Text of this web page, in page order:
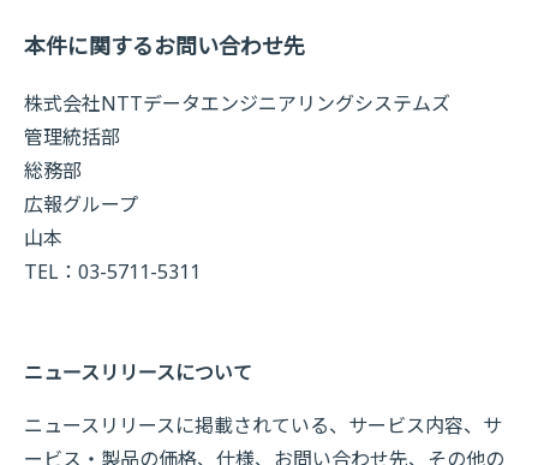
本件に関するお問い合わせ先
株式会社NTTデータエンジニアリングシステムズ
管理統括部
総務部
広報グループ
山本
TEL：03-5711-5311
ニュースリリースについて
ニュースリリースに掲載されている、サービス内容、サ
ービス・製品の価格、仕様、お問い合わせ先、その他の